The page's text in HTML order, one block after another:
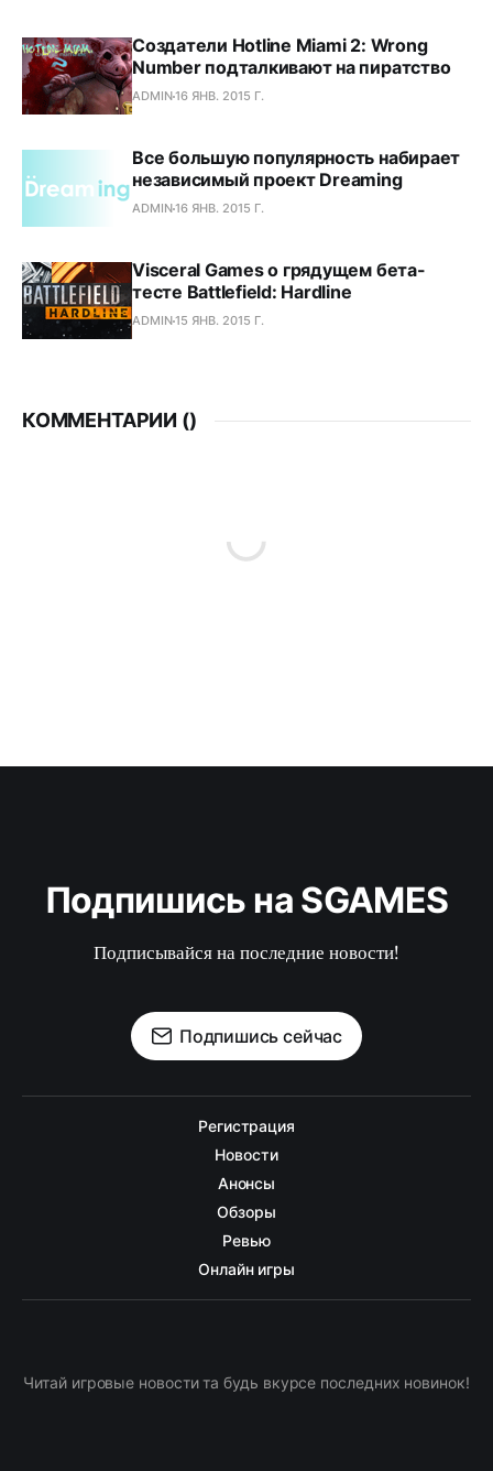
Создатели Hotline Miami 2: Wrong
Number подталкивают на пиратство
ADMIN16 ЯНВ. 2015 Г.
Все большую популярность набирает
независимый проект Dreaming
ADMIN16 ЯНВ. 2015 Г.
Visceral Games о грядущем бета-
тесте Battlefield: Hardline
ADMIN15 ЯНВ. 2015 Г.
КОММЕНТАРИИ ()
Подпишись на SGAMES
Подписывайся на последние новости!
Подпишись сейчас
Регистрация
Новости
Анонсы
Обзоры
Ревью
Онлайн игры
Читай игровые новости та будь вкурсе последних новинок!